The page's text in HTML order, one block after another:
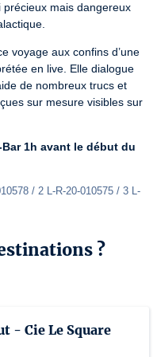
précieux mais dangereux
voyage aux confins d’une
en live. Elle dialogue
de nombreux trucs et
sur mesure visibles sur
1h avant le début du
/ 2 L-R-20-010575 / 3 L-
?
- Cie Le Square